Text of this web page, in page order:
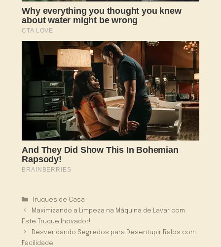
Categorias
Truques de Casa
Maximizando a Limpeza na Máquina de Lavar com
Este Truque Inovador!
Desvendando Segredos para Desentupir Ralos com
Facilidade